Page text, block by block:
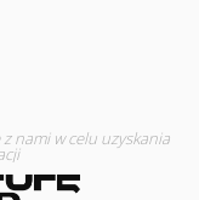
z nami w celu uzyskania